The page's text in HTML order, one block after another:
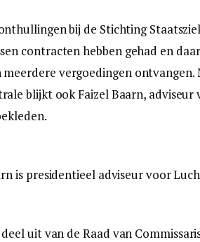
bij de Stichting
contracten hebben gehad en
meerdere vergoedingen
blijkt ook Faizel Baarn,
is presidentieel adviseur voor
uit van de Raad van